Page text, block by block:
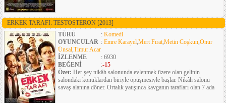
ERKEK TARAFI: TESTOSTERON [2013]
TÜRÜ
: Komedi
OYUNCULAR : Emre Karayel,Mert Fırat,Metin Coşkun,Onur
Ünsal,Timur Acar
İZLENME
: 6930
BEĞENİ
:-15
Özet: Her şey nikâh salonunda evlenmek üzere olan gelinin
salondaki konuklardan biriyle öpüşmesiyle başlar. Nikâh salonu
savaş alanına döner. Ortalık yatışınca kavganın tarafları olan 7 ada